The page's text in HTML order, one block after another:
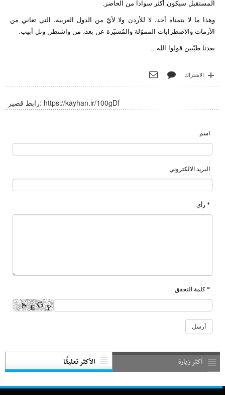
المستقبل سيكون أكثر سواداً من الحاضر.
وهذا ما لا يتمناه أحد، لا للأردن ولا لأيّ من الدول العربية، التي تعاني من
الأزمات والاضطرابات المموّلة والمُسيّرة عن بعد، من واشنطن وتل أبيب.
بعدنا طيّبين قولوا الله…
الاشتراك
رابط قصير: https://kayhan.ir/100gDf
اسم
البريد الالكتروني
* رأي
* كلمة التحقق
أكثر زيارة الأكثر تعليقًا